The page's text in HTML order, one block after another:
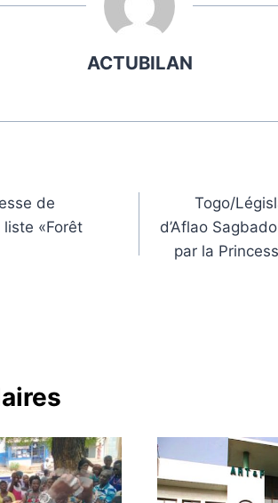
ACTUBILAN
de
«Forêt
Togo/
d’Aflao
par la